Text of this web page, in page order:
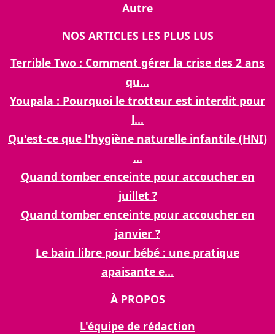
Autre
NOS ARTICLES LES PLUS LUS
Terrible Two : Comment gérer la crise des 2 ans
qu...
Youpala : Pourquoi le trotteur est interdit pour
l...
Qu'est-ce que l'hygiène naturelle infantile (HNI)
...
Quand tomber enceinte pour accoucher en
juillet ?
Quand tomber enceinte pour accoucher en
janvier ?
Le bain libre pour bébé : une pratique
apaisante e...
À PROPOS
L'équipe de rédaction